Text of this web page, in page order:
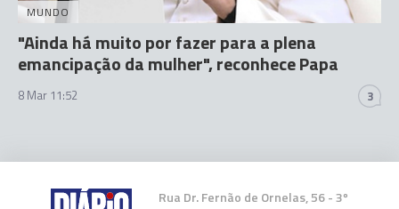
MUNDO
"Ainda há muito por fazer para a plena
emancipação da mulher", reconhece Papa
8 Mar 11:52 3
Rua Dr. Fernão de Ornelas, 56 - 3º